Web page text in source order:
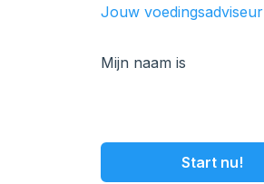
Jouw voedingsadviseur
Mijn naam is
Start nu!